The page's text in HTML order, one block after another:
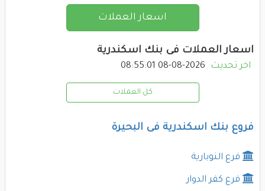
اسعار العملات
اسعار العملات فى بنك اسكندرية
اخر تحديث 2026-08-08 08:55:01
كل العملات
فروع بنك اسكندرية فى البحيرة
فرع النوبارية
فرع كفر الدوار